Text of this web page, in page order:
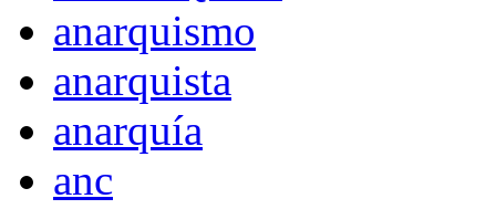
anarquismo
anarquista
anarquía
anc